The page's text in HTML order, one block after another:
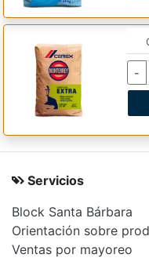
-
Servicios
Block Santa Bárbara
Orientación sobre
Ventas por mayoreo